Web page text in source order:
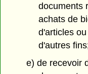
documents
achats de
d'articles
d'autres
e) de recevoir